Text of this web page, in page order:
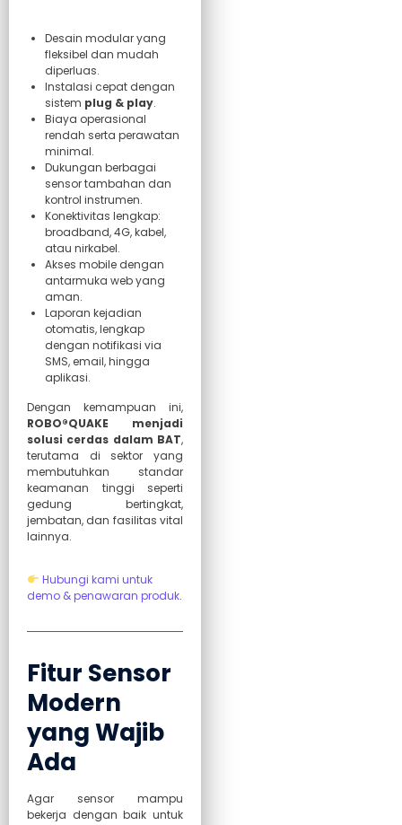
Desain modular yang
fleksibel dan mudah
diperluas.
Instalasi cepat dengan
sistem plug & play.
Biaya operasional
rendah serta perawatan
minimal.
Dukungan berbagai
sensor tambahan dan
kontrol instrumen.
Konektivitas lengkap:
broadband, 4G, kabel,
atau nirkabel.
Akses mobile dengan
antarmuka web yang
aman.
Laporan kejadian
otomatis, lengkap
dengan notifikasi via
SMS, email, hingga
aplikasi.
Dengan kemampuan ini,
ROBO®QUAKE menjadi
solusi cerdas dalam BAT,
terutama di sektor yang
membutuhkan standar
keamanan tinggi seperti
gedung bertingkat,
jembatan, dan fasilitas vital
lainnya.
Hubungi kami untuk
demo & penawaran produk.
Fitur Sensor
Modern
yang Wajib
Ada
Agar sensor mampu
bekerja dengan baik untuk